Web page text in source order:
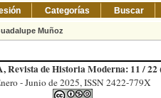
Categorías Buscar
Muñoz
de Historia Moderna: 11 / 22
- Junio de 2025, ISSN 2422-779X